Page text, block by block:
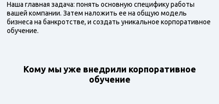
Наша главная задача: понять основную специфику работы
вашей компании. Затем наложить ее на общую модель
бизнеса на банкротстве, и создать уникальное корпоративное
обучение.
Кому мы уже внедрили корпоративное
обучение